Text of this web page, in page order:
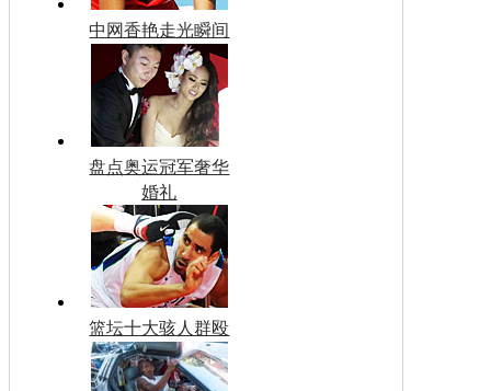
中网香艳走光瞬间
盘点奥运冠军奢华
婚礼
篮坛十大骇人群殴